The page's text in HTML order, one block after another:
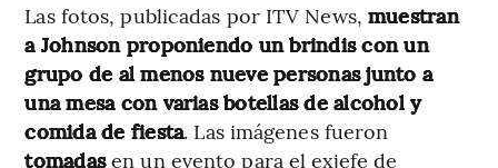
Las fotos, publicadas por ITV News, muestran
a Johnson proponiendo un brindis con un
grupo de al menos nueve personas junto a
una mesa con varias botellas de alcohol y
comida de fiesta. Las imágenes fueron
tomadasen un evento para el exjefe de